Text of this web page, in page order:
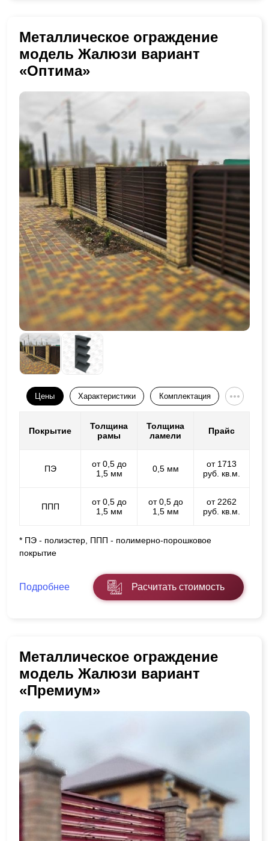
Металлическое ограждение
модель Жалюзи вариант
«Оптима»
Цены Характеристики Комплектация
Покрытие
Толщина
рамы
Толщина
ламели
Прайс
ПЭ
от 0,5 до
1,5 мм
0,5 мм
от 1713
руб. кв.м.
ППП
от 0,5 до
1,5 мм
от 0,5 до
1,5 мм
от 2262
руб. кв.м.
* ПЭ - полиэстер, ППП - полимерно-порошковое
покрытие
Подробнее Расчитать стоимость
Металлическое ограждение
модель Жалюзи вариант
«Премиум»